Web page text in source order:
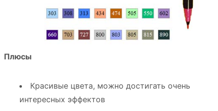
Плюсы
Красивые цвета, можно достигать очень
интересных эффектов